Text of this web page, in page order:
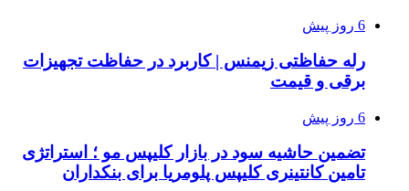
6 روز پیش
رله حفاظتی زیمنس | کاربرد در حفاظت تجهیزات
برقی و قیمت
6 روز پیش
تضمین حاشیه سود در بازار کلیپس مو ؛ استراتژی
تامین کانتینری کلیپس پلومریا برای بنکداران